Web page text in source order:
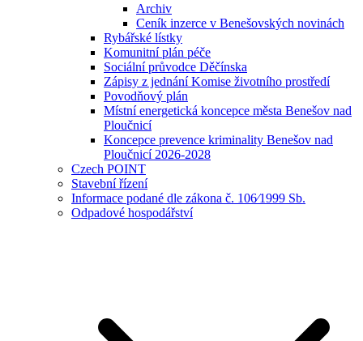
Archiv
Ceník inzerce v Benešovských novinách
Rybářské lístky
Komunitní plán péče
Sociální průvodce Děčínska
Zápisy z jednání Komise životního prostředí
Povodňový plán
Místní energetická koncepce města Benešov nad
Ploučnicí
Koncepce prevence kriminality Benešov nad
Ploučnicí 2026-2028
Czech POINT
Stavební řízení
Informace podané dle zákona č. 106⁄1999 Sb.
Odpadové hospodářství